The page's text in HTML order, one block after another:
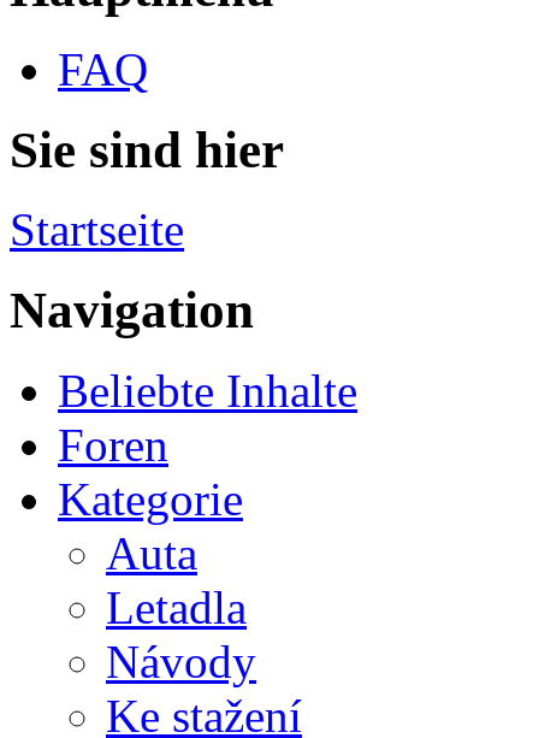
FAQ
Sie sind hier
Startseite
Navigation
Beliebte Inhalte
Foren
Kategorie
Auta
Letadla
Návody
Ke stažení